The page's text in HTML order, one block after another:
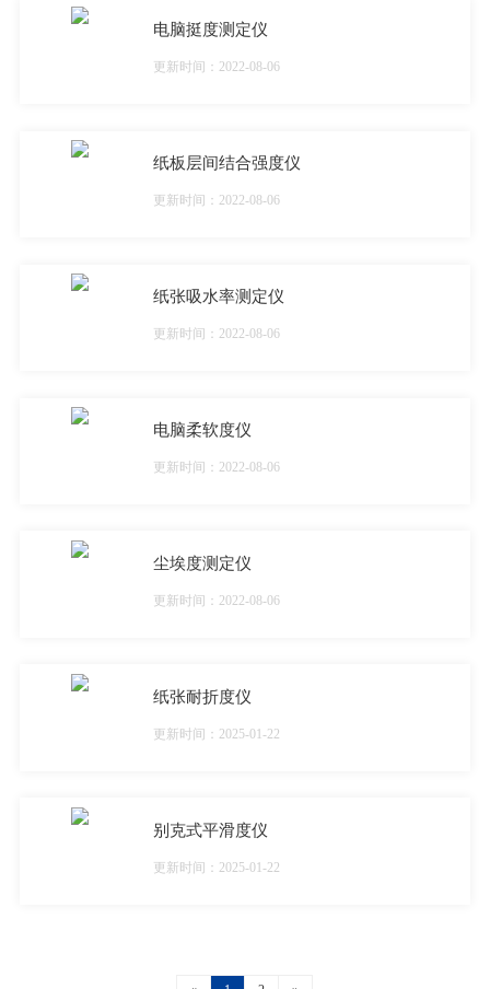
电脑挺度测定仪
更新时间：2022-08-06
纸板层间结合强度仪
更新时间：2022-08-06
纸张吸水率测定仪
更新时间：2022-08-06
电脑柔软度仪
更新时间：2022-08-06
尘埃度测定仪
更新时间：2022-08-06
纸张耐折度仪
更新时间：2025-01-22
别克式平滑度仪
更新时间：2025-01-22